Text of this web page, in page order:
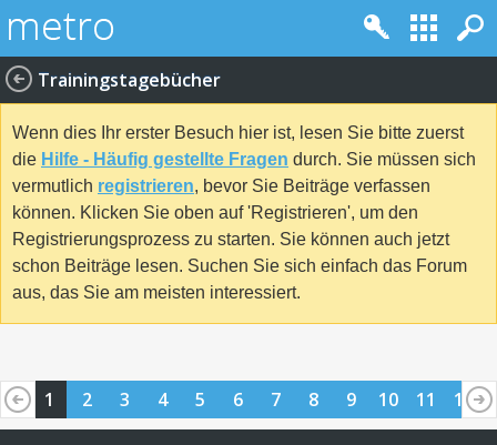
Trainingstagebücher
Wenn dies Ihr erster Besuch hier ist, lesen Sie bitte zuerst
die Hilfe - Häufig gestellte Fragen durch. Sie müssen sich
vermutlich registrieren, bevor Sie Beiträge verfassen
können. Klicken Sie oben auf 'Registrieren', um den
Registrierungsprozess zu starten. Sie können auch jetzt
schon Beiträge lesen. Suchen Sie sich einfach das Forum
aus, das Sie am meisten interessiert.
1 2 3 4 5 6 7 8 9 10 11 12